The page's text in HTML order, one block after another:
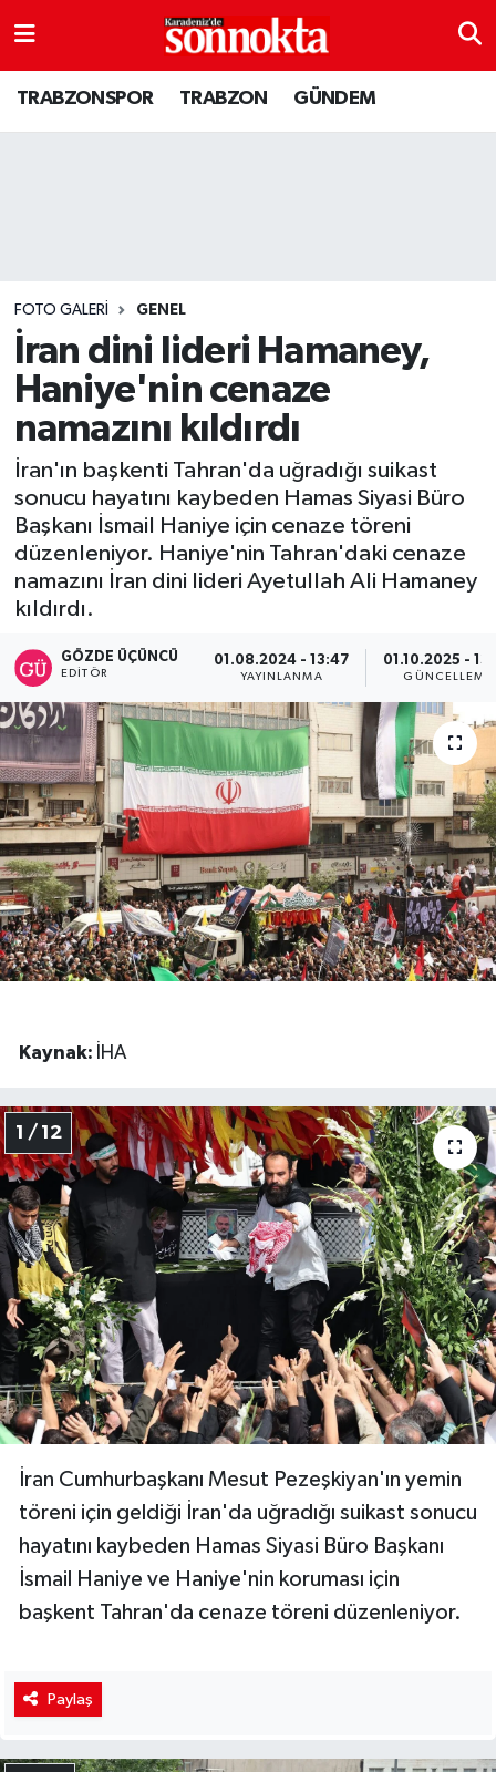
TRABZONSPOR TRABZON GÜNDEM
FOTO GALERI GENEL
İran dini lideri Hamaney,
Haniye'nin cenaze
namazını kıldırdı
İran'ın başkenti Tahran'da uğradığı suikast
sonucu hayatını kaybeden Hamas Siyasi Büro
Başkanı İsmail Haniye için cenaze töreni
düzenleniyor. Haniye'nin Tahran'daki cenaze
namazını İran dini lideri Ayetullah Ali Hamaney
kıldırdı.
GÖZDE ÜÇÜNCÜ
EDITÖR
01.08.2024 - 13:47
YAYINLANMA
01.10.2025 -
GÜNCELLEME
Kaynak: İHA
1 / 12
İran Cumhurbaşkanı Mesut Pezeşkiyan'ın yemin
töreni için geldiği İran'da uğradığı suikast sonucu
hayatını kaybeden Hamas Siyasi Büro Başkanı
İsmail Haniye ve Haniye'nin koruması için
başkent Tahran'da cenaze töreni düzenleniyor.
Paylaş
GÜNDEM
Kültür sanat
MAGAZİN
SAĞLIK
SİYASET
Teknoloji
TRABZON
TRABZONSPOR
Yaşam
Son Dakika Haberleri
Haber Arşivi